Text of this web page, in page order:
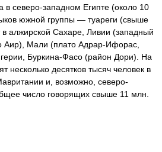
в северо-западном Египте (около 10
южной группы — туареги (свыше
алжирской Сахаре, Ливии (западный
Аир), Мали (плато Адрар-Ифорас,
Буркина-Фасо (район Дори). На
несколько десятков тысяч человек в
и, возможно, северо-
число говорящих свыше 11 млн.